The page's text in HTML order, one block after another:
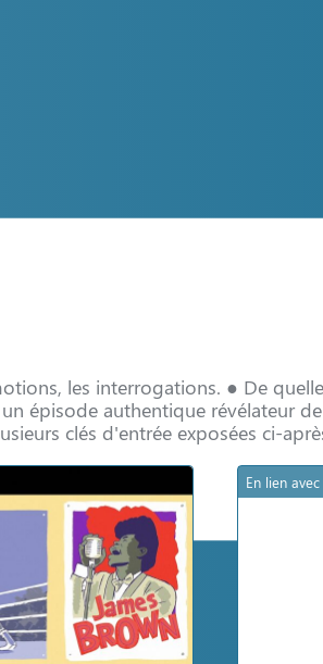
les interrogations. ● De
épisode authentique révélateur
clés d'entrée exposées ci-
En lien